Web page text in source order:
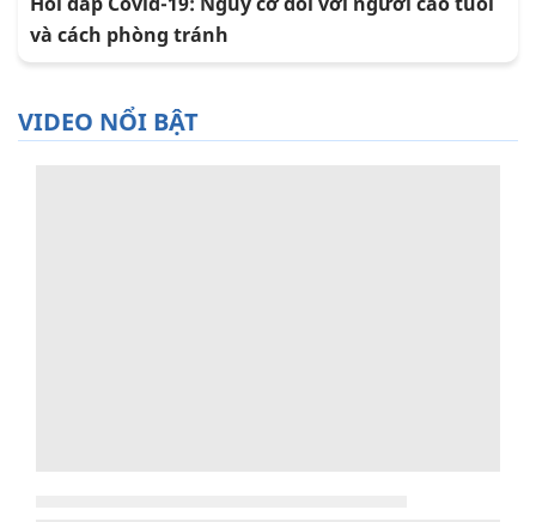
và cách phòng tránh
VIDEO NỔI BẬT